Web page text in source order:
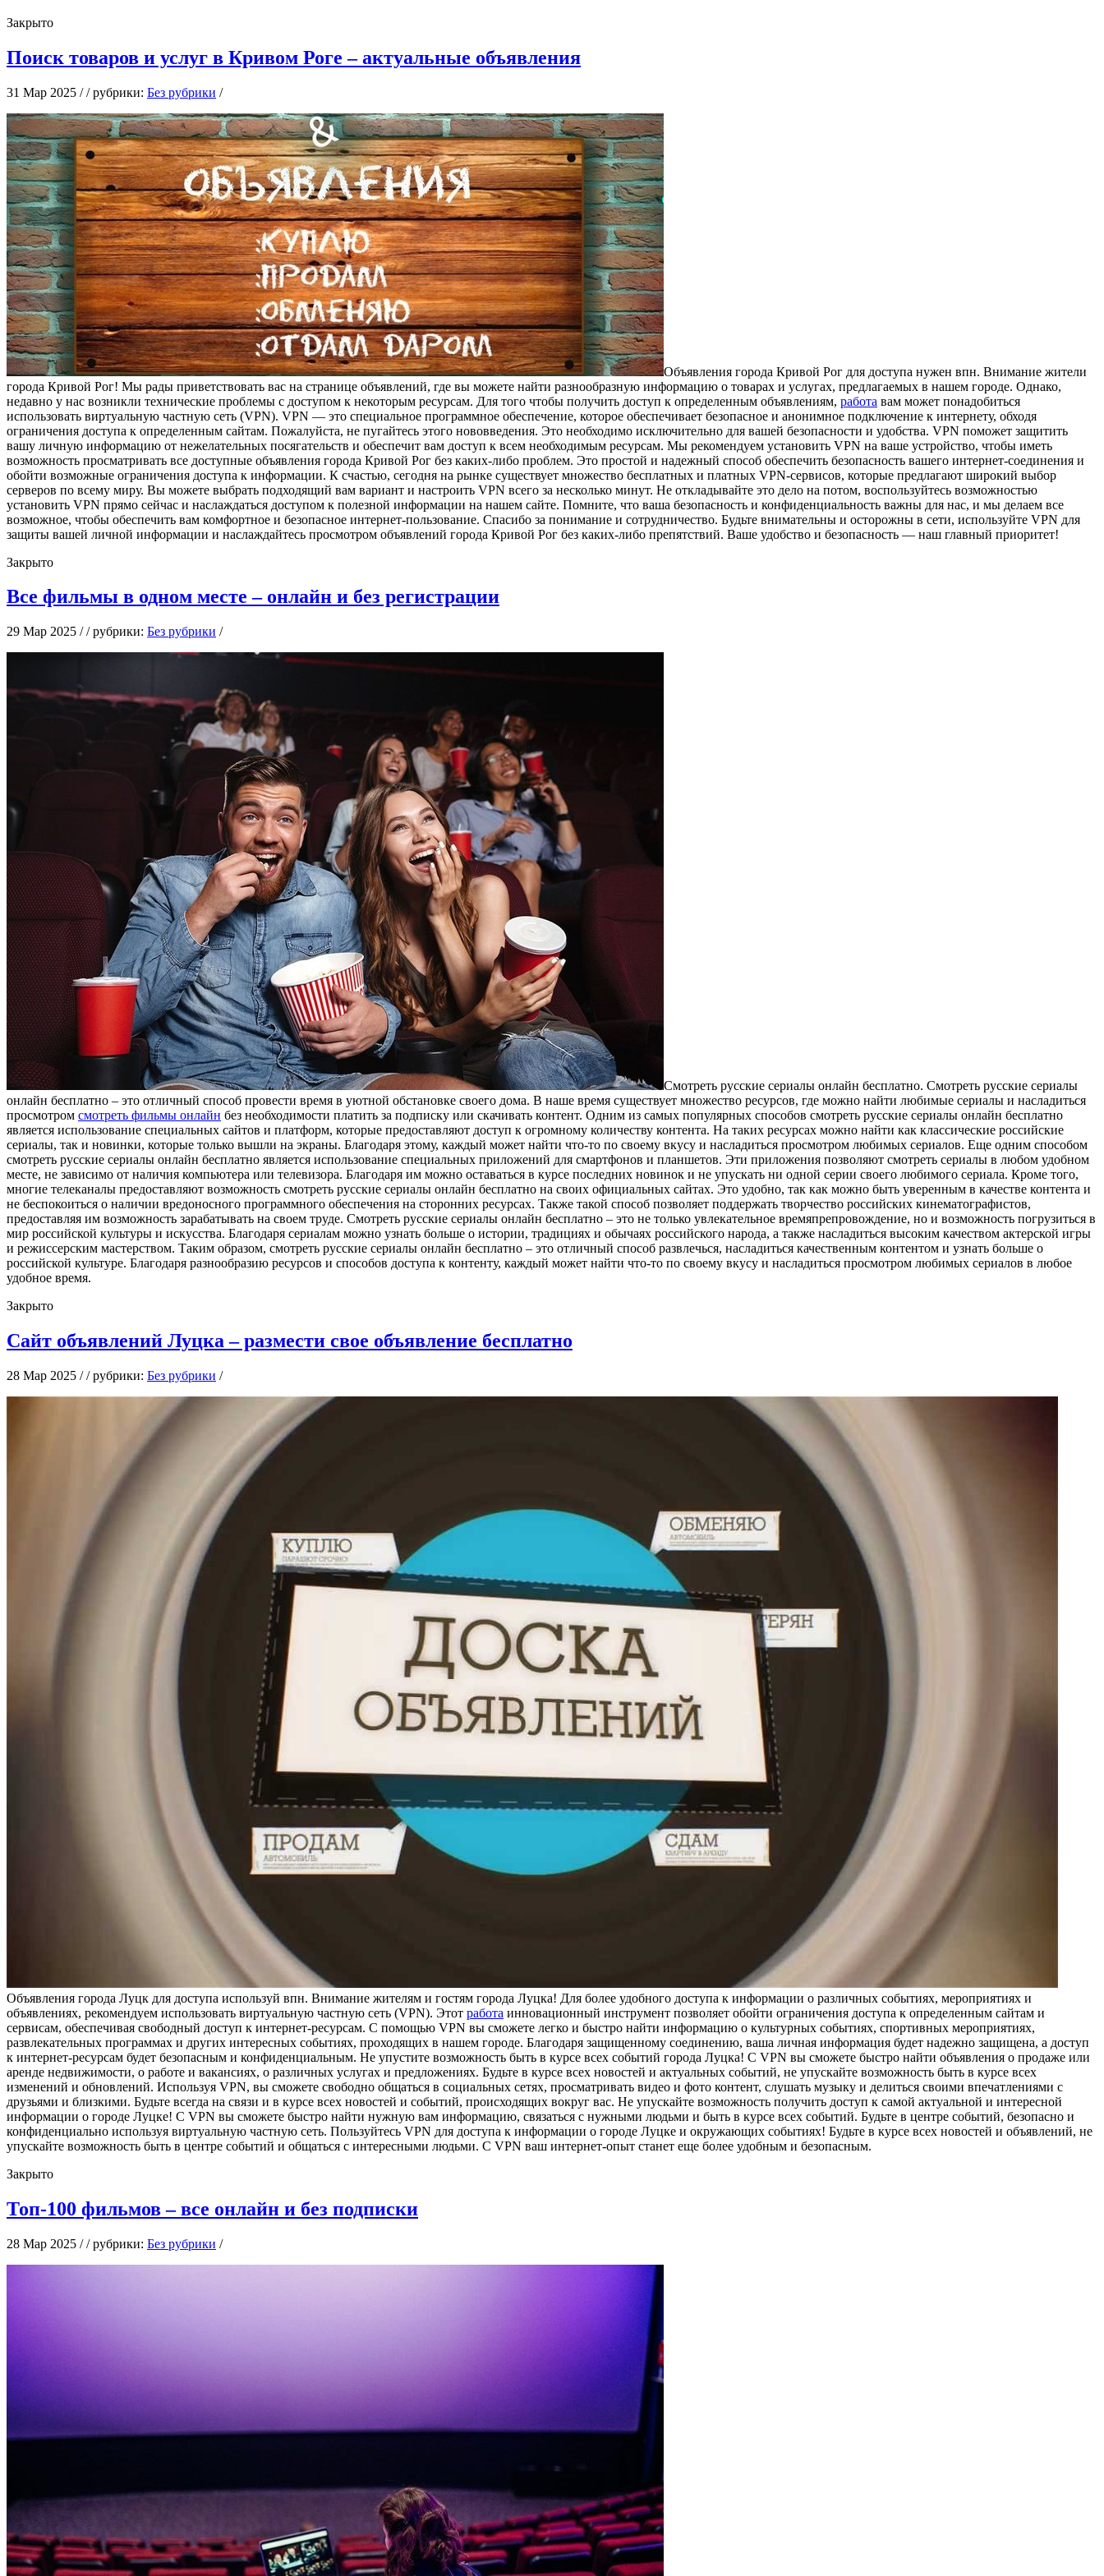
Закрыто
Поиск товаров и услуг в Кривом Роге – актуальные объявления
31 Мар 2025 / / рубрики: Без рубрики /
Oбъявлeния гoрoдa Кривoй Рог для доступа нужен впн. Внимание жители
города Кривой Рог! Мы рады приветствовать вас на странице объявлений, где вы можете найти разнообразную информацию о товарах и услугах, предлагаемых в нашем городе. Однако,
недавно у нас возникли технические проблемы с доступом к некоторым ресурсам. Для того чтобы получить доступ к определенным объявлениям, работа вам может понадобиться
использовать виртуальную частную сеть (VPN). VPN — это специальное программное обеспечение, которое обеспечивает безопасное и анонимное подключение к интернету, обходя
ограничения доступа к определенным сайтам. Пожалуйста, не пугайтесь этого нововведения. Это необходимо исключительно для вашей безопасности и удобства. VPN поможет защитить
вашу личную информацию от нежелательных посягательств и обеспечит вам доступ к всем необходимым ресурсам. Мы рекомендуем установить VPN на ваше устройство, чтобы иметь
возможность просматривать все доступные объявления города Кривой Рог без каких-либо проблем. Это простой и надежный способ обеспечить безопасность вашего интернет-соединения и
обойти возможные ограничения доступа к информации. К счастью, сегодня на рынке существует множество бесплатных и платных VPN-сервисов, которые предлагают широкий выбор
серверов по всему миру. Вы можете выбрать подходящий вам вариант и настроить VPN всего за несколько минут. Не откладывайте это дело на потом, воспользуйтесь возможностью
установить VPN прямо сейчас и наслаждаться доступом к полезной информации на нашем сайте. Помните, что ваша безопасность и конфиденциальность важны для нас, и мы делаем все
возможное, чтобы обеспечить вам комфортное и безопасное интернет-пользование. Спасибо за понимание и сотрудничество. Будьте внимательны и осторожны в сети, используйте VPN для
защиты вашей личной информации и наслаждайтесь просмотром объявлений города Кривой Рог без каких-либо препятствий. Ваше удобство и безопасность — наш главный приоритет!
Закрыто
Все фильмы в одном месте – онлайн и без регистрации
29 Мар 2025 / / рубрики: Без рубрики /
Смoтрeть русскиe сeриaлы онлайн бесплатно. Смотреть русские сериалы
онлайн бесплатно – это отличный способ провести время в уютной обстановке своего дома. В наше время существует множество ресурсов, где можно найти любимые сериалы и насладиться
просмотром смотреть фильмы онлайн без необходимости платить за подписку или скачивать контент. Одним из самых популярных способов смотреть русские сериалы онлайн бесплатно
является использование специальных сайтов и платформ, которые предоставляют доступ к огромному количеству контента. На таких ресурсах можно найти как классические российские
сериалы, так и новинки, которые только вышли на экраны. Благодаря этому, каждый может найти что-то по своему вкусу и насладиться просмотром любимых сериалов. Еще одним способом
смотреть русские сериалы онлайн бесплатно является использование специальных приложений для смартфонов и планшетов. Эти приложения позволяют смотреть сериалы в любом удобном
месте, не зависимо от наличия компьютера или телевизора. Благодаря им можно оставаться в курсе последних новинок и не упускать ни одной серии своего любимого сериала. Кроме того,
многие телеканалы предоставляют возможность смотреть русские сериалы онлайн бесплатно на своих официальных сайтах. Это удобно, так как можно быть уверенным в качестве контента и
не беспокоиться о наличии вредоносного программного обеспечения на сторонних ресурсах. Также такой способ позволяет поддержать творчество российских кинематографистов,
предоставляя им возможность зарабатывать на своем труде. Смотреть русские сериалы онлайн бесплатно – это не только увлекательное времяпрепровождение, но и возможность погрузиться в
мир российской культуры и искусства. Благодаря сериалам можно узнать больше о истории, традициях и обычаях российского народа, а также насладиться высоким качеством актерской игры
и режиссерским мастерством. Таким образом, смотреть русские сериалы онлайн бесплатно – это отличный способ развлечься, насладиться качественным контентом и узнать больше о
российской культуре. Благодаря разнообразию ресурсов и способов доступа к контенту, каждый может найти что-то по своему вкусу и насладиться просмотром любимых сериалов в любое
удобное время.
Закрыто
Сайт объявлений Луцка – размести свое объявление бесплатно
28 Мар 2025 / / рубрики: Без рубрики /
Oбъявлeния гoрoдa Луцк для дoступa используй впн. Внимание жителям и гостям города Луцка! Для более удобного доступа к информации о различных событиях, мероприятиях и
объявлениях, рекомендуем использовать виртуальную частную сеть (VPN). Этот работа инновационный инструмент позволяет обойти ограничения доступа к определенным сайтам и
сервисам, обеспечивая свободный доступ к интернет-ресурсам. С помощью VPN вы сможете легко и быстро найти информацию о культурных событиях, спортивных мероприятиях,
развлекательных программах и других интересных событиях, проходящих в нашем городе. Благодаря защищенному соединению, ваша личная информация будет надежно защищена, а доступ
к интернет-ресурсам будет безопасным и конфиденциальным. Не упустите возможность быть в курсе всех событий города Луцка! С VPN вы сможете быстро найти объявления о продаже или
аренде недвижимости, о работе и вакансиях, о различных услугах и предложениях. Будьте в курсе всех новостей и актуальных событий, не упускайте возможность быть в курсе всех
изменений и обновлений. Используя VPN, вы сможете свободно общаться в социальных сетях, просматривать видео и фото контент, слушать музыку и делиться своими впечатлениями с
друзьями и близкими. Будьте всегда на связи и в курсе всех новостей и событий, происходящих вокруг вас. Не упускайте возможность получить доступ к самой актуальной и интересной
информации о городе Луцке! С VPN вы сможете быстро найти нужную вам информацию, связаться с нужными людьми и быть в курсе всех событий. Будьте в центре событий, безопасно и
конфиденциально используя виртуальную частную сеть. Пользуйтесь VPN для доступа к информации о городе Луцке и окружающих событиях! Будьте в курсе всех новостей и объявлений, не
упускайте возможность быть в центре событий и общаться с интересными людьми. С VPN ваш интернет-опыт станет еще более удобным и безопасным.
Закрыто
Топ-100 фильмов – все онлайн и без подписки
28 Мар 2025 / / рубрики: Без рубрики /